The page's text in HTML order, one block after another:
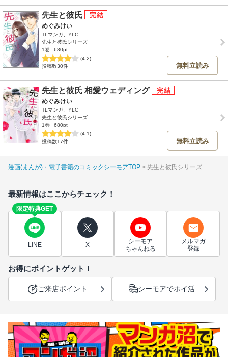
先生と彼氏
めぐみけい
TLマンガ、YLC
先生と彼氏シリーズ
1巻
680pt
(4.2)
投稿数30件
無料立読み
先生と彼氏 相愛ウェディング
めぐみけい
TLマンガ、YLC
先生と彼氏シリーズ
1巻
680pt
(4.1)
投稿数17件
無料立読み
漫画(まんが)・電子書籍のコミックシーモアTOP 先生と彼氏シリーズ
最新情報はここからチェック！
限定特典GET
LINE X
シーモア
ちゃんねる
メルマガ
登録
お得にポイントゲット！
ご来店ポイント シーモアでポイ活